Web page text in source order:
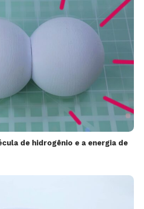
de hidrogênio e a energia de